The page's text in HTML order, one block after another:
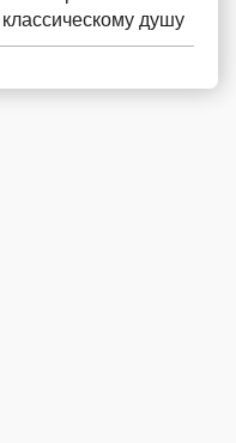
душу